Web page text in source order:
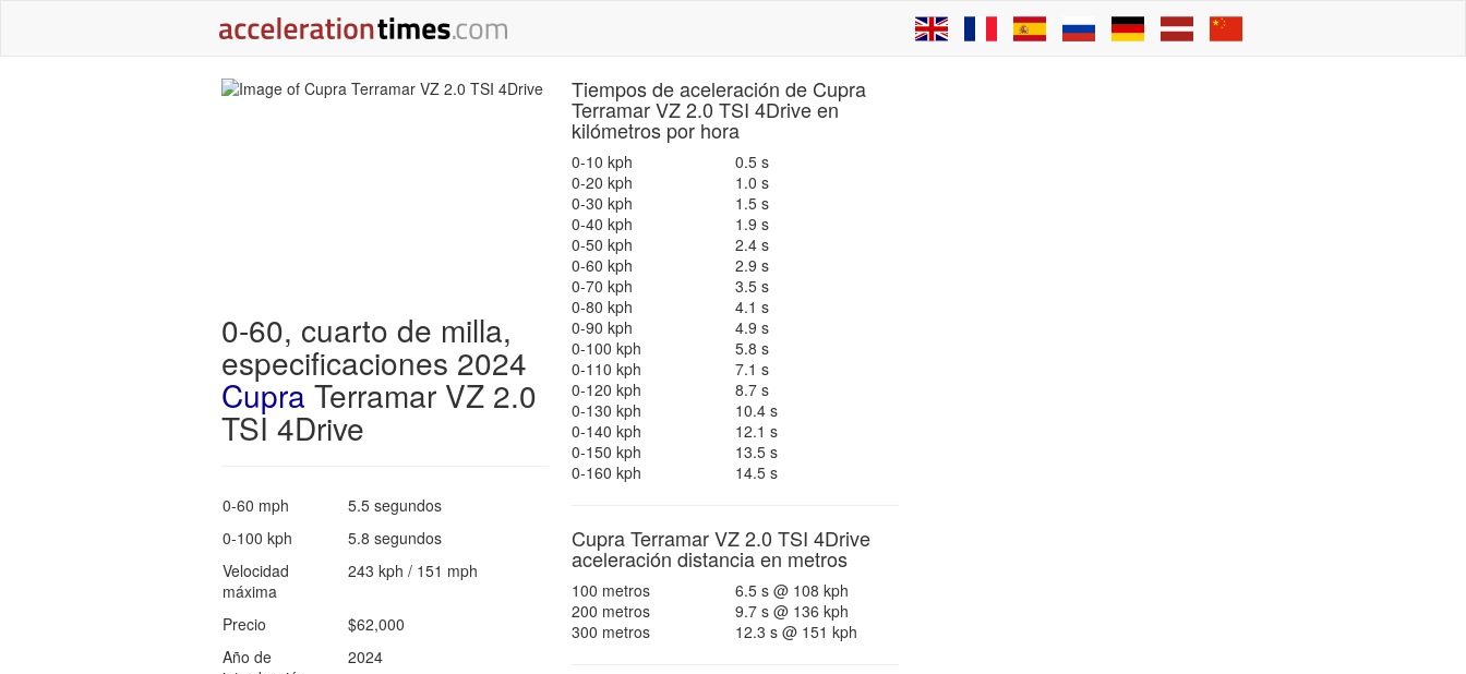
0-60, cuarto de milla,
especificaciones 2024
Cupra Terramar VZ 2.0
TSI 4Drive
0-60 mph
5.5 segundos
0-100 kph
5.8 segundos
Velocidad
máxima
243 kph / 151 mph
Precio
$62,000
Año de
2024
Tiempos de aceleración de Cupra
Terramar VZ 2.0 TSI 4Drive en
kilómetros por hora
0-10 kph
0.5 s
0-20 kph
1.0 s
0-30 kph
1.5 s
0-40 kph
1.9 s
0-50 kph
2.4 s
0-60 kph
2.9 s
0-70 kph
3.5 s
0-80 kph
4.1 s
0-90 kph
4.9 s
0-100 kph
5.8 s
0-110 kph
7.1 s
0-120 kph
8.7 s
0-130 kph
10.4 s
0-140 kph
12.1 s
0-150 kph
13.5 s
0-160 kph
14.5 s
Cupra Terramar VZ 2.0 TSI 4Drive
aceleración distancia en metros
100 metros
6.5 s @ 108 kph
200 metros
9.7 s @ 136 kph
300 metros
12.3 s @ 151 kph